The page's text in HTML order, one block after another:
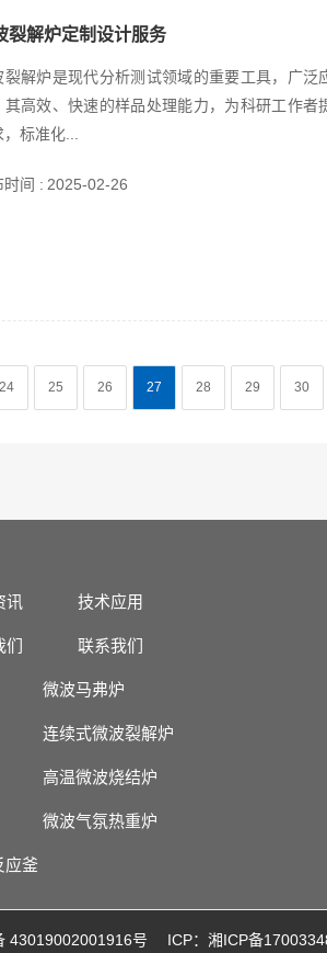
裂解炉定制设计服务
裂解炉是现代分析测试领域的重要工具，广泛
其高效、快速的样品处理能力，为科研工作者
标准化...
时间 : 2025-02-26
24 25 26 27 28 29 30
讯 技术应用
们 联系我们
微波马弗炉
连续式微波裂解炉
高温微波烧结炉
微波气氛热重炉
应釜
43019002001916号 ICP：湘ICP备